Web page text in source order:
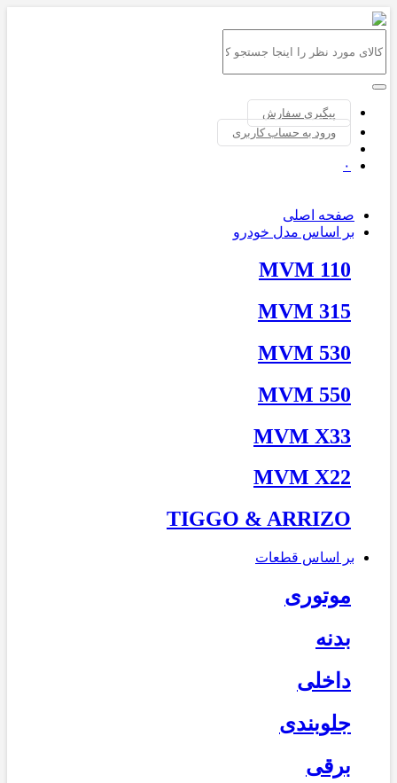
پیگیری سفارش
ورود به حساب کاربری
۰
صفحه اصلی
بر اساس مدل خودرو
MVM 110
MVM 315
MVM 530
MVM 550
MVM X33
MVM X22
TIGGO & ARRIZO
بر اساس قطعات
موتوری
بدنه
داخلی
جلوبندی
برقی